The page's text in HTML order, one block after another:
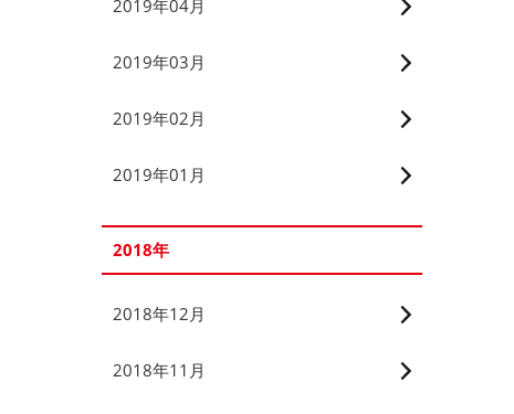
2019年04月
2019年03月
2019年02月
2019年01月
2018年
2018年12月
2018年11月